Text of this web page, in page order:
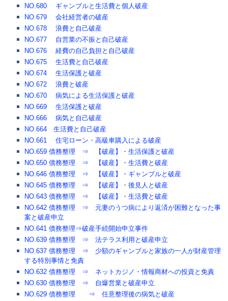
NO.680 ギャンブルと生活費と個人破産
NO.679 会社経営者の破産
NO.678 浪費と自己破産
NO.677 自営業の不振と自己破産
NO.676 経費の自己負担と自己破産
NO.675 生活費と自己破産
NO.674 生活保護と破産
NO.672 浪費と破産
NO.670 病気による生活保護と破産
NO.669 生活保護と破産
NO.666 病気と自己破産
NO.664 生活費と自己破産
NO.661 住宅ローン・高級車購入による破産
NO.659 債務整理 ⇒ 【破産】・生活保護と破産
NO.650 債務整理 ⇒ 【破産】・生活費と破産
NO.646 債務整理 ⇒ 【破産】・ギャンブルと破産
NO.645 債務整理 ⇒ 【破産】・後見人と破産
NO.643 債務整理 ⇒ 【破産】・生活費と破産
NO.642 債務整理 ⇒ 元妻のうつ病により返済が困難となった事
案と破産申立
NO.641 債務整理⇒破産手続開始申立事件
NO.639 債務整理 ⇒ 法テラス利用と破産申立
NO.637 債務整理 ⇒ 少額のギャンブルと家族の一人が財産管理
する特別事情と免責
NO.632 債務整理 ⇒ ネットカジノ・情報商材への投資と免責
NO.630 債務整理 ⇒ 自爆営業と破産申立
NO.629 債務整理 ⇒ 任意整理後の病気と破産